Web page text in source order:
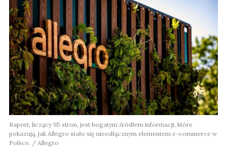
Raport, liczący 95 stron, jest bogatym źródłem informacji, które
pokazują, jak Allegro stało się nieodłącznym elementem e-commerce w
Polsce. / Allegro